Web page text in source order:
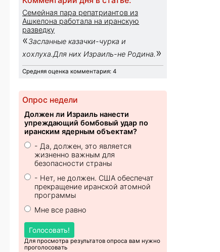
Семейная пара репатриантов из
Ашкелона работала на иранскую
разведку
«Засланные казачки-чурка и
хохлуха.Для них Израиль-не Родина. »
Средняя оценка комментария: 4
Опрос недели
Должен ли Израиль нанести
упреждающий бомбовый удар по
иранским ядерным объектам?
- Да, должен, это является
жизненно важным для
безопасности страны
- Нет, не должен. США обеспечат
прекращение иранской атомной
программы
Мне все равно
Голосовать!
Для просмотра результатов опроса вам нужно
проголосовать